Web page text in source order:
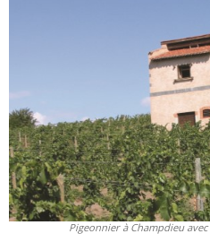
Pigeonnier à Champdieu